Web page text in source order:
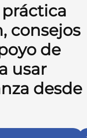
consejos
de
usar
desde